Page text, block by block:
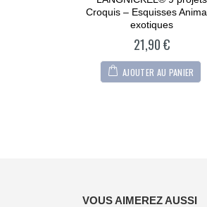
of
5
Croquis – Esquisses
exotiques
21,90€
AJOUTER AU PANIER
VOUS AIMEREZ AUSSI